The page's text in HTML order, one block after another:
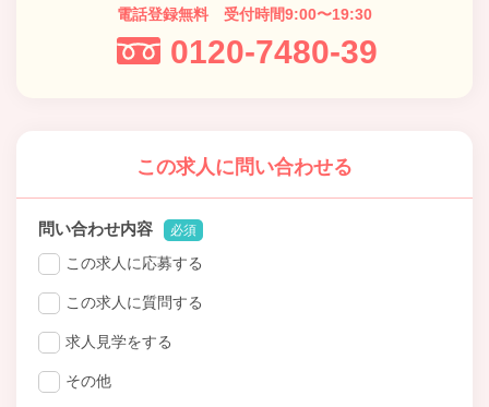
電話登録無料 受付時間9:00〜19:30
0120-7480-39
この求人に問い合わせる
問い合わせ内容 必須
この求人に応募する
この求人に質問する
求人見学をする
その他